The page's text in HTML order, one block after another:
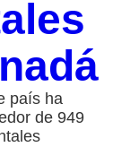
país ha
de 949